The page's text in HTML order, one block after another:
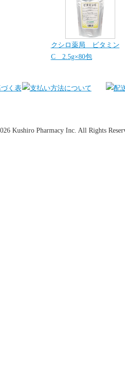
クシロ薬局 ビタミン
C 2.5g×80包
Kushiro Pharmacy Inc. All Rights